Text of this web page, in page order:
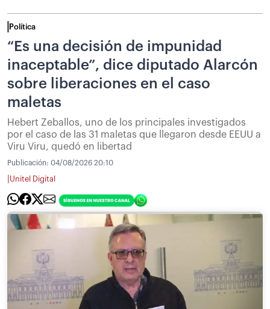
Política
“Es una decisión de impunidad
inaceptable”, dice diputado Alarcón
sobre liberaciones en el caso
maletas
Hebert Zeballos, uno de los principales investigados
por el caso de las 31 maletas que llegaron desde EEUU a
Viru Viru, quedó en libertad
Publicación: 04/08/2026 20:10
Unitel Digital